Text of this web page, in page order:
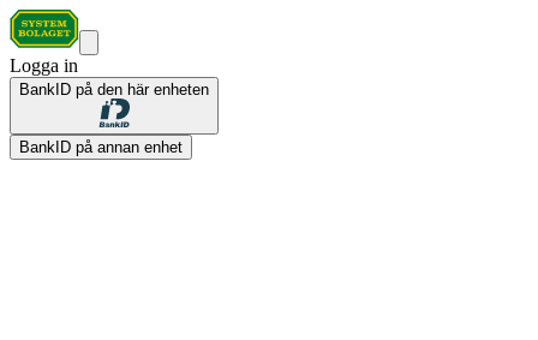
Logga in
BankID på den här enheten
BankID på annan enhet